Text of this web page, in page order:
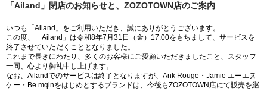
「Ailand」閉店のお知らせと、ZOZOTOWN店のご案内
いつも「Ailand」をご利用いただき、誠にありがとうございます。
この度、「Ailand」は令和8年7月31日（金）17:00をもちまして、サービスを
終了させていただくこととなりました。
これまで長きにわたり、多くのお客様にご愛顧いただきましたこと、スタッフ
一同、心より御礼申し上げます。
なお、Ailandでのサービスは終了となりますが、Ank Rouge・Jamie エーエヌ
ケー・Be mqinをはじめとするブランドは、今後もZOZOTOWN店にて販売を継